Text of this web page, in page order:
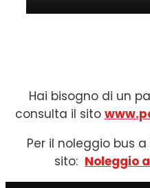
Hai bisogno di un
consulta il sito
Per il noleggio bus
sito: Noleggio